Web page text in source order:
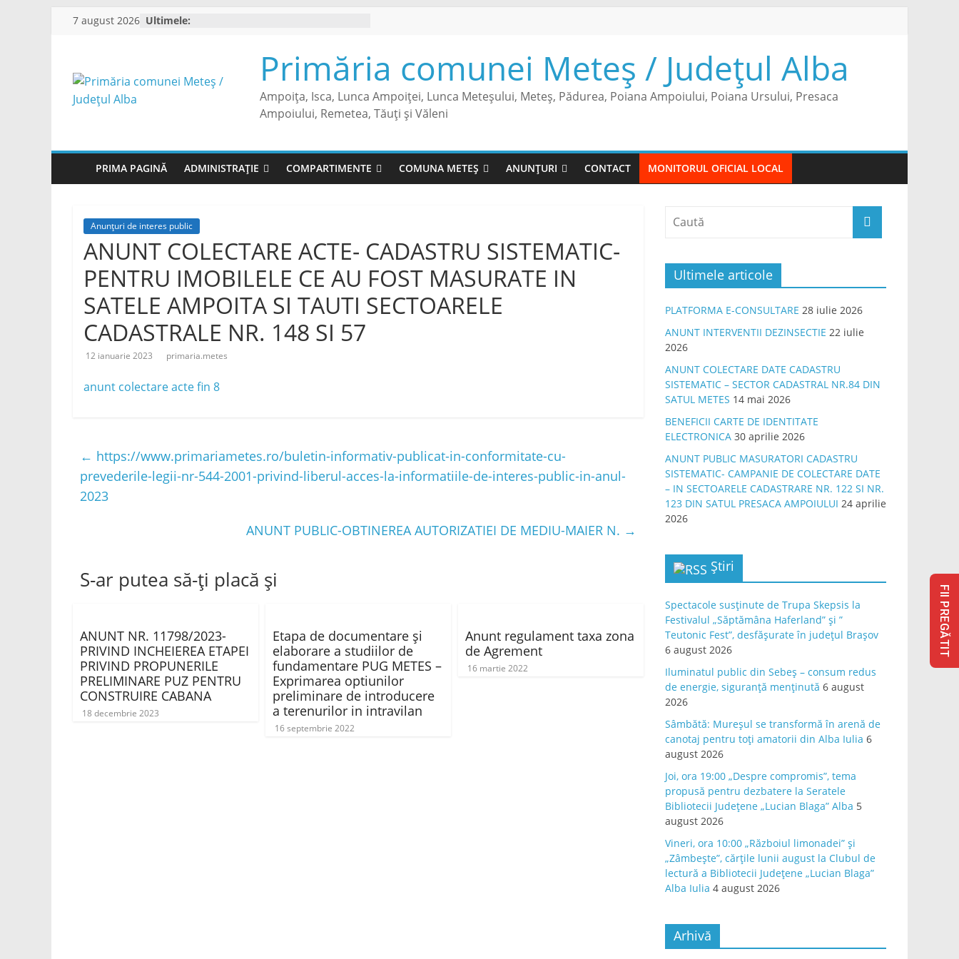
7 august 2026 Ultimele:
Primăria comunei Meteș / Județul Alba
Ampoița, Isca, Lunca Ampoiței, Lunca Meteșului, Meteș, Pădurea, Poiana Ampoiului, Poiana Ursului, Presaca
Ampoiului, Remetea, Tăuți și Văleni
PRIMA PAGINĂ ADMINISTRAȚIE COMPARTIMENTE COMUNA METEȘ ANUNȚURI CONTACT MONITORUL OFICIAL LOCAL
Anunțuri de interes public
ANUNT COLECTARE ACTE- CADASTRU SISTEMATIC-
PENTRU IMOBILELE CE AU FOST MASURATE IN
SATELE AMPOITA SI TAUTI SECTOARELE
CADASTRALE NR. 148 SI 57
12 ianuarie 2023 primaria.metes
anunt colectare acte fin 8
← https://www.primariametes.ro/buletin-informativ-publicat-in-conformitate-cu-
prevederile-legii-nr-544-2001-privind-liberul-acces-la-informatiile-de-interes-public-in-anul-
2023
ANUNT PUBLIC-OBTINEREA AUTORIZATIEI DE MEDIU-MAIER N. →
S-ar putea să-ți placă și
ANUNT NR. 11798/2023-
PRIVIND INCHEIEREA ETAPEI
PRIVIND PROPUNERILE
PRELIMINARE PUZ PENTRU
CONSTRUIRE CABANA
18 decembrie 2023
Etapa de documentare și
elaborare a studiilor de
fundamentare PUG METES –
Exprimarea optiunilor
preliminare de introducere
a terenurilor in intravilan
16 septembrie 2022
Anunt regulament taxa zona
de Agrement
16 martie 2022
Ultimele articole
PLATFORMA E-CONSULTARE 28 iulie 2026
ANUNT INTERVENTII DEZINSECTIE 22 iulie
2026
ANUNT COLECTARE DATE CADASTRU
SISTEMATIC – SECTOR CADASTRAL NR.84 DIN
SATUL METES 14 mai 2026
BENEFICII CARTE DE IDENTITATE
ELECTRONICA 30 aprilie 2026
ANUNT PUBLIC MASURATORI CADASTRU
SISTEMATIC- CAMPANIE DE COLECTARE DATE
– IN SECTOARELE CADASTRARE NR. 122 SI NR.
123 DIN SATUL PRESACA AMPOIULUI 24 aprilie
2026
Știri
Spectacole susținute de Trupa Skepsis la
Festivalul „Săptămâna Haferland” și ”
Teutonic Fest”, desfășurate în județul Brașov
6 august 2026
Iluminatul public din Sebeș – consum redus
de energie, siguranță menținută 6 august
2026
Sâmbătă: Mureșul se transformă în arenă de
canotaj pentru toți amatorii din Alba Iulia 6
august 2026
Joi, ora 19:00 „Despre compromis”, tema
propusă pentru dezbatere la Seratele
Bibliotecii Județene „Lucian Blaga” Alba 5
august 2026
Vineri, ora 10:00 „Războiul limonadei” și
„Zâmbește”, cărțile lunii august la Clubul de
lectură a Bibliotecii Județene „Lucian Blaga”
Alba Iulia 4 august 2026
Arhivă
FII PREGĂTIT